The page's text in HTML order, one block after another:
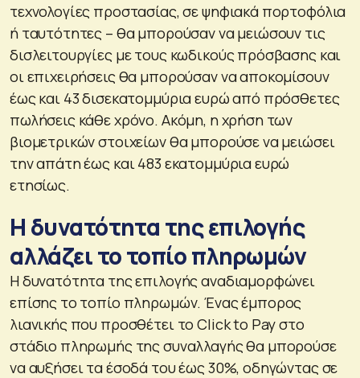
τεχνολογίες προστασίας, σε ψηφιακά πορτοφόλια
ή ταυτότητες – θα μπορούσαν να μειώσουν τις
δισλειτουργίες με τους κωδικούς πρόσβασης και
οι επιχειρήσεις θα μπορούσαν να αποκομίσουν
έως και 43 δισεκατομμύρια ευρώ από πρόσθετες
πωλήσεις κάθε χρόνο. Ακόμη, η χρήση των
βιομετρικών στοιχείων θα μπορούσε να μειώσει
την απάτη έως και 483 εκατομμύρια ευρώ
ετησίως.
Η δυνατότητα της επιλογής
αλλάζει το τοπίο πληρωμών
Η δυνατότητα της επιλογής αναδιαμορφώνει
επίσης το τοπίο πληρωμών. Ένας έμπορος
λιανικής που προσθέτει το Click to Pay στο
στάδιο πληρωμής της συναλλαγής θα μπορούσε
να αυξήσει τα έσοδά του έως 30%, οδηγώντας σε